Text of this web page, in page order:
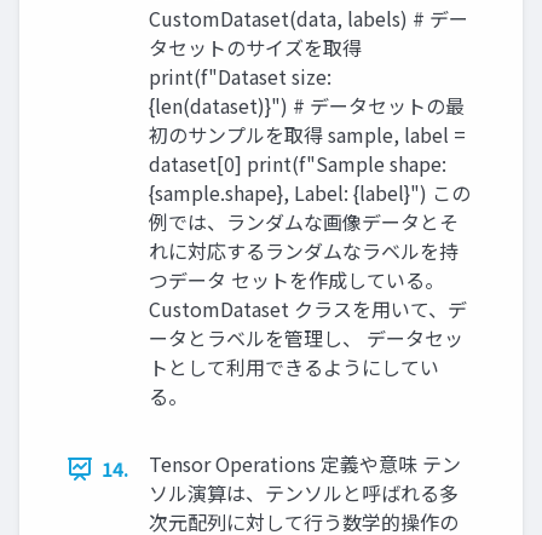
CustomDataset(data, labels) # デー
タセットのサイズを取得
print(f"Dataset size:
{len(dataset)}") # データセットの最
初のサンプルを取得 sample, label =
dataset[0] print(f"Sample shape:
{sample.shape}, Label: {label}") この
例では、ランダムな画像データとそ
れに対応するランダムなラベルを持
つデータ セットを作成している。
CustomDataset クラスを用いて、デ
ータとラベルを管理し、 データセッ
トとして利用できるようにしてい
る。
14.
Tensor Operations 定義や意味 テン
ソル演算は、テンソルと呼ばれる多
次元配列に対して行う数学的操作の